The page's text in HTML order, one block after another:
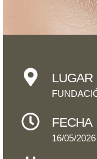
LUGAR
FECHA
16/05/2026